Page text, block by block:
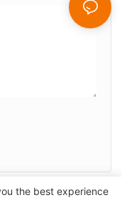
the best experience